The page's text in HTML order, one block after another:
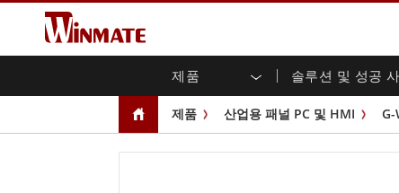
제품 솔루션 및 성공
엔터프라이즈 모빌리티
러기드 노트북
러기드 태블릿 컨트롤러
산
멀티
오픈
견고한 로봇 컨트롤러 솔루션 AI
농업
교통
Winmate에 대하여 투자
보증 다
마케팅 포털
파
새로운 제품 뉴
무역 박람회 이벤트
유
제품 산업용 패널 PC 및 HMI G-